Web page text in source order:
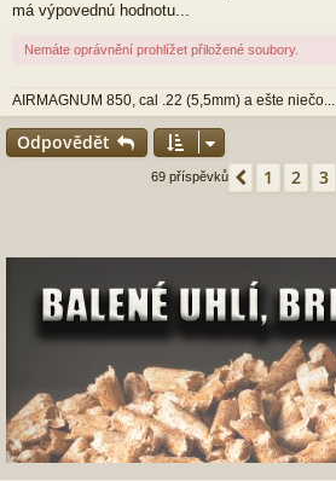
má výpovednú hodnotu...
Nemáte oprávnění prohlížet přiložené soubory.
AIRMAGNUM 850, cal .22 (5,5mm) a ešte niečo...
Odpovědět
69 příspěvků Předchozí
1 2 3